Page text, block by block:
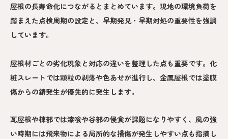
屋根の長寿命化につながるとまとめています。現地の環境負荷を
踏まえた点検周期の設定と、早期発見・早期対処の重要性を強調
しています。
屋根材ごとの劣化現象と対応の違いを整理した点も重要です。化
粧スレートでは顆粒の剥落や色あせが進行し、金属屋根では塗膜
傷からの錆発生が優先的に発生します。
瓦屋根や棟部では漆喰や谷部の侵食が課題になりやすく、風の強
い時期には飛来物による局所的な損傷が発生しやすい点も指摘し